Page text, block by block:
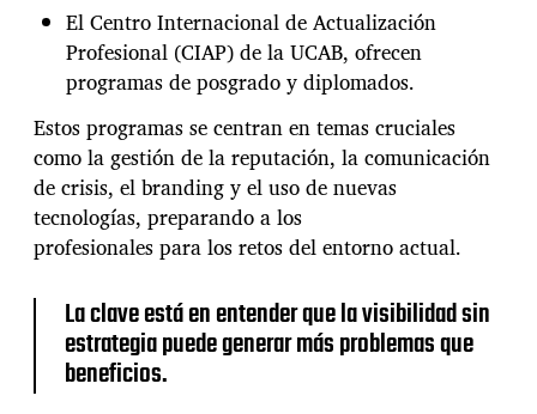
e
n
a
d
a
p
t
a
c
i
ó
y
e
s
El Centro Internacional de Actualización
Profesional (CIAP) de la UCAB, ofrecen
programas de posgrado y diplomados.
Estos programas se centran en temas cruciales
como la gestión de la reputación, la comunicación
de crisis, el branding y el uso de nuevas
tecnologías, preparando a los
profesionales para los retos del entorno actual.
La clave está en entender que la visibilidad sin
estrategia puede generar más problemas que
beneficios.